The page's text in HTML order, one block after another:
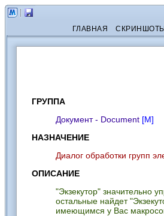
ГЛАВНАЯ СКРИНШОТЫ
ГРУППА
Документ - Document [М]
НАЗНАЧЕНИЕ
Диалог обработки групп
ОПИСАНИЕ
"Экзекутор" значительно
остальные найдет
имеющимся у Вас